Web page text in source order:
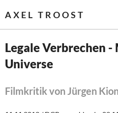
AXEL TROOST
Startseite
Themen
Legale Verbrechen
Universe
Filmkritik von Jürgen